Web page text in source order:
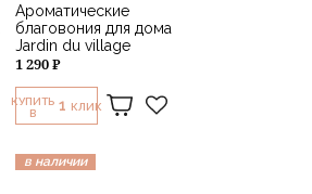
Ароматические
благовония для дома
Jardin du village
1 290 ₽
КУПИТЬ
В
1 КЛИК
в наличии